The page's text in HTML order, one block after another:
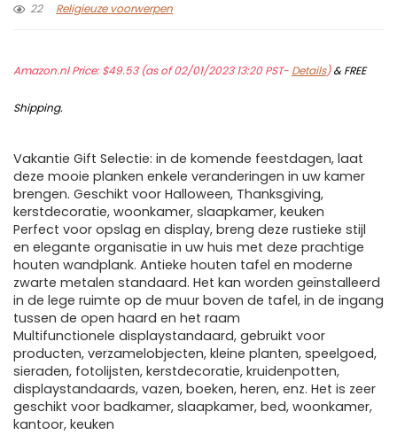
22
Religieuze voorwerpen
Amazon.nl Price:$49.53(as of 02/01/2023 13:20 PST- Details)&FREE
Shipping.
Vakantie Gift Selectie: in de komende feestdagen, laat
deze mooie planken enkele veranderingen in uw kamer
brengen. Geschikt voor Halloween, Thanksgiving,
kerstdecoratie, woonkamer, slaapkamer, keuken
Perfect voor opslag en display, breng deze rustieke stijl
en elegante organisatie in uw huis met deze prachtige
houten wandplank. Antieke houten tafel en moderne
zwarte metalen standaard. Het kan worden geïnstalleerd
in de lege ruimte op de muur boven de tafel, in de ingang
tussen de open haard en het raam
Multifunctionele displaystandaard, gebruikt voor
producten, verzamelobjecten, kleine planten, speelgoed,
sieraden, fotolijsten, kerstdecoratie, kruidenpotten,
displaystandaards, vazen, boeken, heren, enz. Het is zeer
geschikt voor badkamer, slaapkamer, bed, woonkamer,
kantoor, keuken